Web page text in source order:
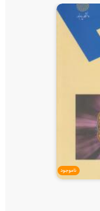
ناموجود